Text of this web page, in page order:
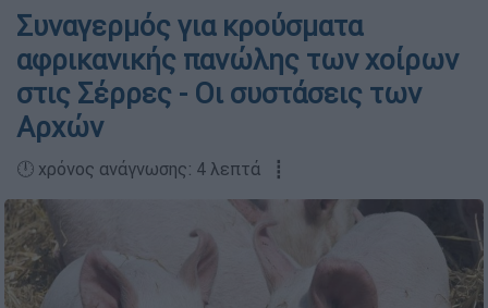
Συναγερμός για κρούσματα
αφρικανικής πανώλης των χοίρων
στις Σέρρες - Οι συστάσεις των
Αρχών
🕛 χρόνος ανάγνωσης: 4 λεπτά ┋